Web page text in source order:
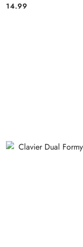
Cena:
14.99